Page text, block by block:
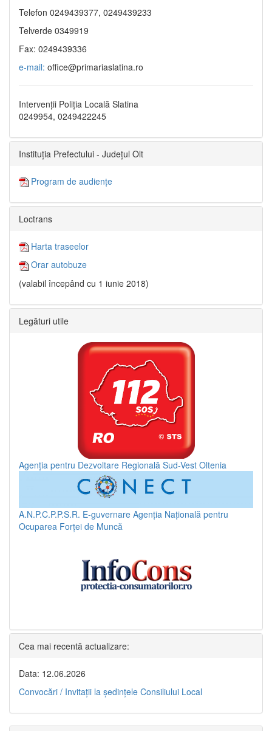
Telefon 0249439377, 0249439233
Telverde 0349919
Fax: 0249439336
e-mail: office@primariaslatina.ro
Intervenții Poliția Locală Slatina
0249954, 0249422245
Instituția Prefectului - Județul Olt
Program de audiențe
Loctrans
Harta traseelor
Orar autobuze
(valabil începând cu 1 iunie 2018)
Legături utile
Agenția pentru Dezvoltare Regională Sud-Vest Oltenia
A.N.P.C.P.P.S.R. E-guvernare Agenția Națională pentru
Ocuparea Forței de Muncă
Cea mai recentă actualizare:
Data: 12.06.2026
Convocări / Invitaţii la şedinţele Consiliului Local